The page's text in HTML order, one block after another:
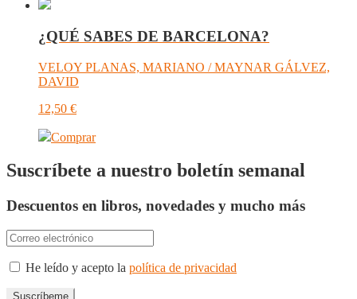
¿QUÉ SABES DE BARCELONA?
VELOY PLANAS, MARIANO / MAYNAR GÁLVEZ,
DAVID
12,50 €
Comprar
Suscríbete a nuestro boletín semanal
Descuentos en libros, novedades y mucho más
He leído y acepto la política de privacidad